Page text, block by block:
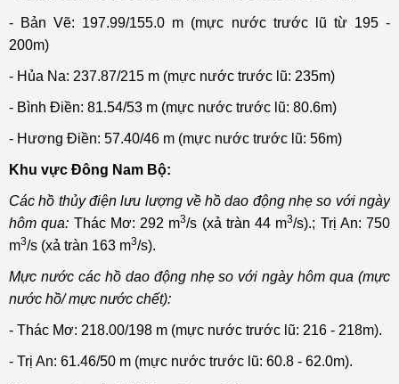
- Bản Vẽ: 197.99/155.0 m (mực nước trước lũ từ 195 -
200m)
- Hủa Na: 237.87/215 m (mực nước trước lũ: 235m)
- Bình Điền: 81.54/53 m (mực nước trước lũ: 80.6m)
- Hương Điền: 57.40/46 m (mực nước trước lũ: 56m)
Khu vực Đông Nam Bộ:
Các hồ thủy điện lưu lượng về hồ dao động nhẹ so với ngày
hôm qua: Thác Mơ: 292 m3/s (xả tràn 44 m3/s).; Trị An: 750
m3/s (xả tràn 163 m3/s).
Mực nước các hồ dao động nhẹ so với ngày hôm qua (mực
nước hồ/ mực nước chết):
- Thác Mơ: 218.00/198 m (mực nước trước lũ: 216 - 218m).
- Trị An: 61.46/50 m (mực nước trước lũ: 60.8 - 62.0m).